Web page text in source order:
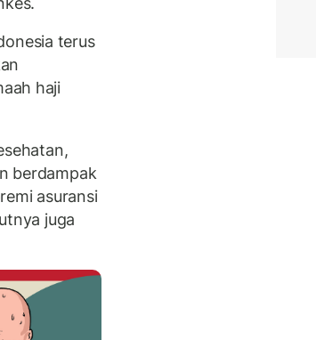
terus
haji
berdampak
asuransi
juga